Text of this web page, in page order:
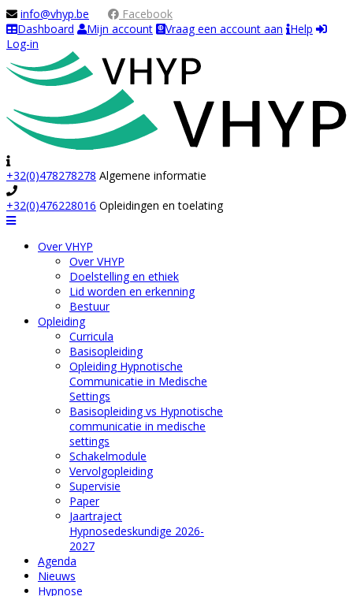
info@vhyp.be
Facebook
Dashboard
Mijn account Vraag een account aan Help
Log-in
+32(0)478278278 Algemene informatie
+32(0)476228016 Opleidingen en toelating
Navigation
Over VHYP
Over VHYP
Doelstelling en ethiek
Lid worden en erkenning
Bestuur
Opleiding
Curricula
Basisopleiding
Opleiding Hypnotische
Communicatie in Medische
Settings
Basisopleiding vs Hypnotische
communicatie in medische
settings
Schakelmodule
Vervolgopleiding
Supervisie
Paper
Jaartraject
Hypnosedeskundige 2026-
2027
Agenda
Nieuws
Hypnose